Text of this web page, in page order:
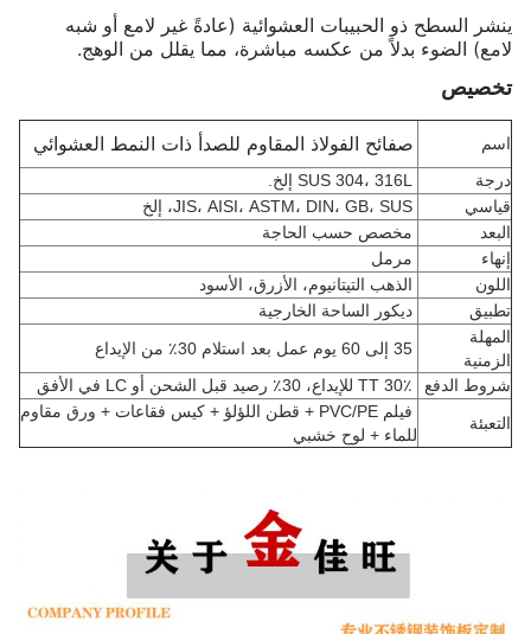
ينشر السطح ذو الحبيبات العشوائية (عادةً غير لامع أو شبه
لامع) الضوء بدلاً من عكسه مباشرة، مما يقلل من الوهج.
تخصيص
اسم صفائح الفولاذ المقاوم للصدأ ذات النمط العشوائي
درجة
قياسي
البعد
مخصص حسب الحاجة
إنهاء
مرمل
اللون
الذهب التيتانيوم، الأزرق، الأسود
تطبيق
ديكور الساحة الخارجية
المهلة
الزمنية
شروط الدفع
التعبئة
فيلم PVC/PE + قطن اللؤلؤ + كيس فقاعات + ورق مقاوم
للماء + لوح خشبي